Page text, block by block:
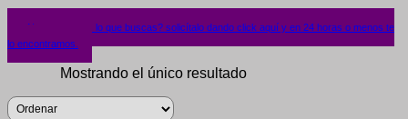
¿No encuentras lo que buscas? solicítalo dando click aquí y en 24 horas o menos te
lo encontramos.
Mostrando el único resultado